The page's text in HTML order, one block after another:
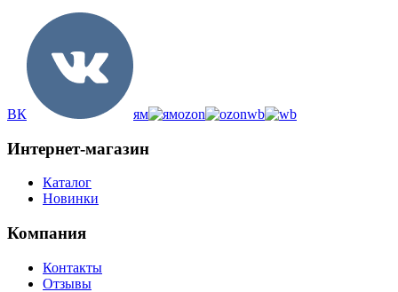
ВК ям ozon wb
Интернет-магазин
Каталог
Новинки
Компания
Контакты
Отзывы